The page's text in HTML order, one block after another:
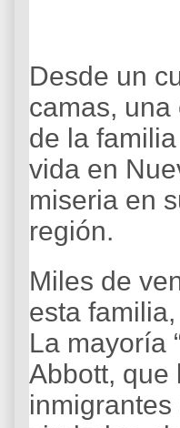
Desde un
camas,
de la
vida en
miseria en
región.
Miles de
esta
La mayoría
Abbott, que